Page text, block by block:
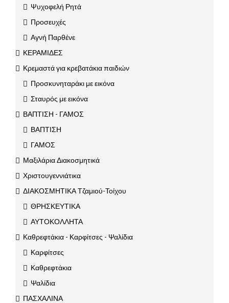
Ψυχοφελή Ρητά
Προσευχές
Αγνή Παρθένε
ΚΕΡΑΜΙΔΕΣ
Κρεμαστά για κρεβατάκια παιδιών
Προσκυνηταράκι με εικόνα
Σταυρός με εικόνα
ΒΑΠΤΙΣΗ - ΓΑΜΟΣ
ΒΑΠΤΙΣΗ
ΓΑΜΟΣ
Μαξιλάρια Διακοσμητικά
Χριστουγεννιάτικα
ΔΙΑΚΟΣΜΗΤΙΚΑ Τζαμιού-Τοίχου
ΘΡΗΣΚΕΥΤΙΚΑ
ΑΥΤΟΚΟΛΛΗΤΑ
Καθρεφτάκια - Καρφίτσες - Ψαλίδια
Καρφίτσες
Καθρεφτάκια
Ψαλίδια
ΠΑΣΧΑΛΙΝΑ